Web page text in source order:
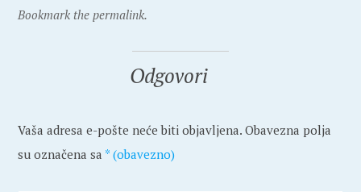
Bookmark the permalink.
Odgovori
Vaša adresa e-pošte neće biti objavljena. Obavezna polja
su označena sa * (obavezno)